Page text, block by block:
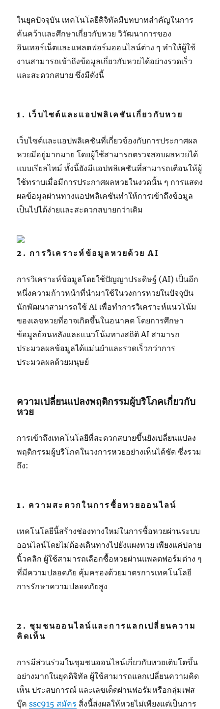
ในยุคปัจจุบัน เทคโนโลยีดิจิทัลมีบทบาทสำคัญในการ
ค้นคว้าและศึกษาเกี่ยวกับหวย วิวัฒนาการของ
อินเทอร์เน็ตและแพลตฟอร์มออนไลน์ต่าง ๆ ทำให้ผู้ใช้
งานสามารถเข้าถึงข้อมูลเกี่ยวกับหวยได้อย่างรวดเร็ว
และสะดวกสบาย ซึ่งมีดังนี้
1. เว็บไซต์และแอปพลิเคชันเกี่ยวกับหวย
เว็บไซต์และแอปพลิเคชันที่เกี่ยวข้องกับการประกาศผล
หวยมีอยู่มากมาย โดยผู้ใช้สามารถตรวจสอบผลหวยได้
แบบเรียลไทม์ ทั้งนี้ยังมีแอปพลิเคชันที่สามารถเตือนให้ผู้
ใช้ทราบเมื่อมีการประกาศผลหวยในงวดนั้น ๆ การแสดง
ผลข้อมูลผ่านทางแอปพลิเคชันทำให้การเข้าถึงข้อมูล
เป็นไปได้ง่ายและสะดวกสบายกว่าเดิม
2. การวิเคราะห์ข้อมูลหวยด้วย AI
การวิเคราะห์ข้อมูลโดยใช้ปัญญาประดิษฐ์ (AI) เป็นอีก
หนึ่งความก้าวหน้าที่นำมาใช้ในวงการหวยในปัจจุบัน
นักพัฒนาสามารถใช้ AI เพื่อทำการวิเคราะห์แนวโน้ม
ของเลขหวยที่อาจเกิดขึ้นในอนาคต โดยการศึกษา
ข้อมูลย้อนหลังและแนวโน้มทางสถิติ AI สามารถ
ประมวลผลข้อมูลได้แม่นยำและรวดเร็วกว่าการ
ประมวลผลด้วยมนุษย์
ความเปลี่ยนแปลงพฤติกรรมผู้บริโภคเกี่ยวกับ
หวย
การเข้าถึงเทคโนโลยีที่สะดวกสบายขึ้นยังเปลี่ยนแปลง
พฤติกรรมผู้บริโภคในวงการหวยอย่างเห็นได้ชัด ซึ่งรวม
ถึง:
1. ความสะดวกในการซื้อหวยออนไลน์
เทคโนโลยีนี้สร้างช่องทางใหม่ในการซื้อหวยผ่านระบบ
ออนไลน์โดยไม่ต้องเดินทางไปยังแผงหวย เพียงแค่ปลาย
นิ้วคลิก ผู้ใช้สามารถเลือกซื้อหวยผ่านแพลตฟอร์มต่าง ๆ
ที่มีความปลอดภัย คุ้มครองด้วยมาตรการเทคโนโลยี
การรักษาความปลอดภัยสูง
2. ชุมชนออนไลน์และการแลกเปลี่ยนความ
คิดเห็น
การมีส่วนร่วมในชุมชนออนไลน์เกี่ยวกับหวยเติบโตขึ้น
อย่างมากในยุคดิจิทัล ผู้ใช้สามารถแลกเปลี่ยนความคิด
เห็น ประสบการณ์ และเลขเด็ดผ่านฟอรัมหรือกลุ่มเฟส
บุ๊คssc915 สมัคร สิ่งนี้ส่งผลให้หวยไม่เพียงแต่เป็นการ